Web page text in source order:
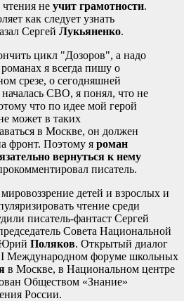
не учит грамотности.
как следует узнать
Сергей Лукьяненко.
цикл "Дозоров", а надо
романах я всегда пишу о
срезе, о сегодняшней
началась СВО, я понял, что не
что по идее мой герой
может в таких
в Москве, он должен
фронт. Поэтому я роман
вернуться к нему
писатель.
детей и взрослых и
чтение среди
писатель-фантаст Сергей
Совета Национальной
Юрий Поляков. Открытый диалог
I Международном форуме школьных
в Москве, в Национальном центре
Обществом «Знание»
России.